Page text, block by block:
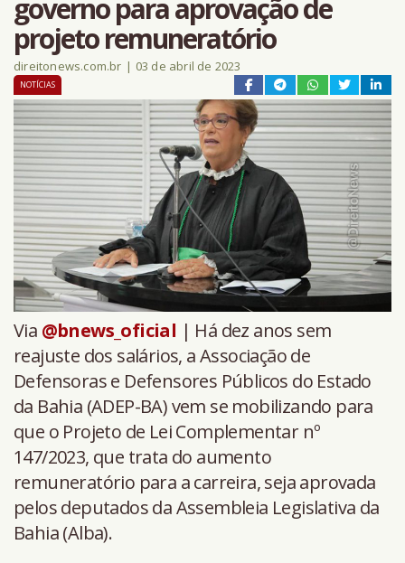
governo para aprovação de
projeto remuneratório
direitonews.com.br | 03 de abril de 2023
NOTÍCIAS
Via @bnews_oficial | Há dez anos sem
reajuste dos salários, a Associação de
Defensoras e Defensores Públicos do Estado
da Bahia (ADEP-BA) vem se mobilizando para
que o Projeto de Lei Complementar nº
147/2023, que trata do aumento
remuneratório para a carreira, seja aprovada
pelos deputados da Assembleia Legislativa da
Bahia (Alba).